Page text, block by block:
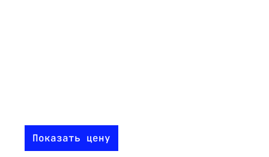
Показать цену